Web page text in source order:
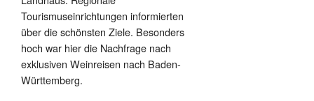
Tourismuseinrichtungen informierten
über die schönsten Ziele. Besonders
hoch war hier die Nachfrage nach
exklusiven Weinreisen nach Baden-
Württemberg.